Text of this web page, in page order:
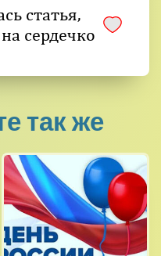
статья,
сердечко
так же